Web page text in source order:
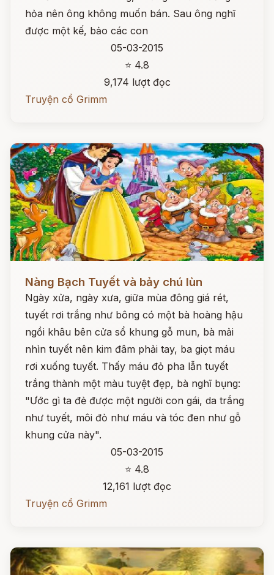
hỏa nên ông không muốn bán. Sau ông nghĩ
được một kế, bảo các con
05-03-2015
⭐ 4.8
9,174 lượt đọc
Truyện cổ Grimm
Nàng Bạch Tuyết và bảy chú lùn
Ngày xửa, ngày xưa, giữa mùa đông giá rét,
tuyết rơi trắng như bông có một bà hoàng hậu
ngồi khâu bên cửa sổ khung gỗ mun, bà mải
nhìn tuyết nên kim đâm phải tay, ba giọt máu
rơi xuống tuyết. Thấy máu đỏ pha lẫn tuyết
trắng thành một màu tuyệt đẹp, bà nghĩ bụng:
"Ước gì ta đẻ được một người con gái, da trắng
như tuyết, môi đỏ như máu và tóc đen như gỗ
khung cửa này".
05-03-2015
⭐ 4.8
12,161 lượt đọc
Truyện cổ Grimm